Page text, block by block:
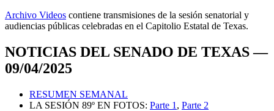
Archivo Videos contiene transmisiones de la sesión senatorial y
audiencias públicas celebradas en el Capitolio Estatal de Texas.
NOTICIAS DEL SENADO DE TEXAS —
09/04/2025
RESUMEN SEMANAL
LA SESIÓN 89º EN FOTOS: Parte 1 , Parte 2